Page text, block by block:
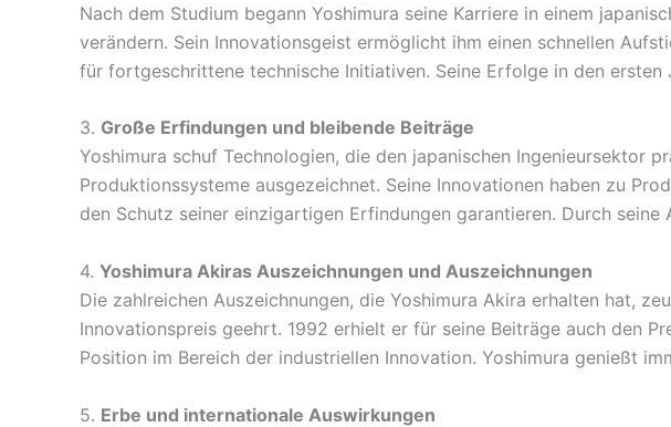
Nach dem Studium begann Yoshimura seine Karriere in einem
verändern. Sein Innovationsgeist ermöglicht ihm einen schnellen
für fortgeschrittene technische Initiativen. Seine Erfolge in den ersten
3. Große Erfindungen und bleibende Beiträge
Yoshimura schuf Technologien, die den japanischen Ingenieursektor
Produktionssysteme ausgezeichnet. Seine Innovationen haben zu
den Schutz seiner einzigartigen Erfindungen garantieren. Durch
4. Yoshimura Akiras Auszeichnungen und Auszeichnungen
Die zahlreichen Auszeichnungen, die Yoshimura Akira erhalten hat,
Innovationspreis geehrt. 1992 erhielt er für seine Beiträge auch den
Position im Bereich der industriellen Innovation. Yoshimura genießt
5. Erbe und internationale Auswirkungen